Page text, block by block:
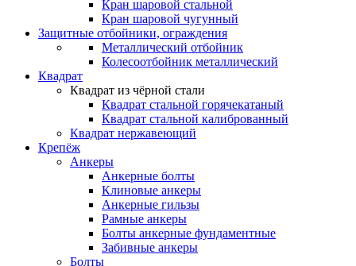
Кран шаровой стальной
Кран шаровой чугунный
Защитные отбойники, ограждения
Металлический отбойник
Колесоотбойник металлический
Квадрат
Квадрат из чёрной стали
Квадрат стальной горячекатаный
Квадрат стальной калиброванный
Квадрат нержавеющий
Крепёж
Анкеры
Анкерные болты
Клиновые анкеры
Анкерные гильзы
Рамные анкеры
Болты анкерные фундаментные
Забивные анкеры
Болты